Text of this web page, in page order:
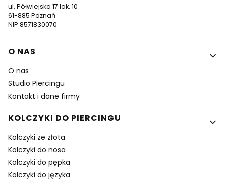
ul. Półwiejska 17 lok. 10
61-885 Poznań
NIP 8571830070
Linki w stopce
O NAS
O nas
Studio Piercingu
Kontakt i dane firmy
KOLCZYKI DO PIERCINGU
Kolczyki ze złota
Kolczyki do nosa
Kolczyki do pępka
Kolczyki do języka